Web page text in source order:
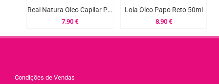
Real Natura Oleo Capilar Pro-Liso Anti Frizz 100ml
7.90€
Lola Oleo Papo Reto 50ml
8.90 €
Condições de Vendas